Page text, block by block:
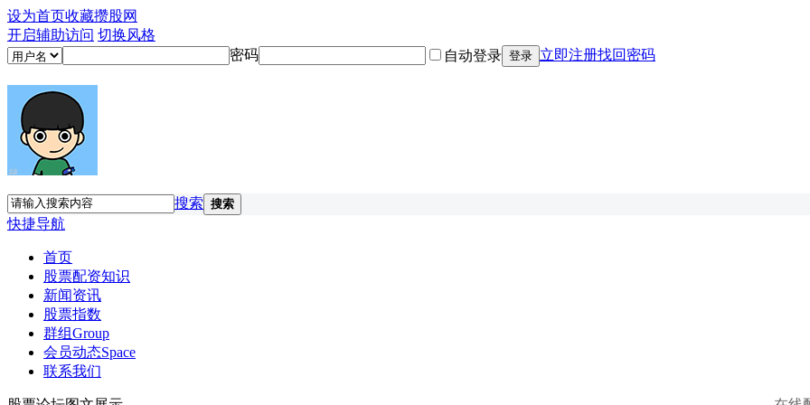
设为首页收藏攒股网
开启辅助访问 切换风格
密码
自动登录 登录 立即注册找回密码
搜索 搜索
快捷导航
首页
股票配资知识
新闻资讯
股票指数
群组Group
会员动态Space
联系我们